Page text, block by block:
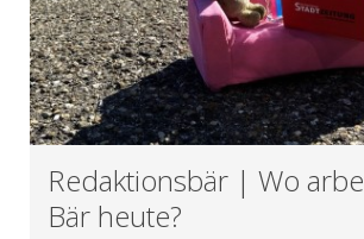
Redaktionsbär | Wo
Bär heute?